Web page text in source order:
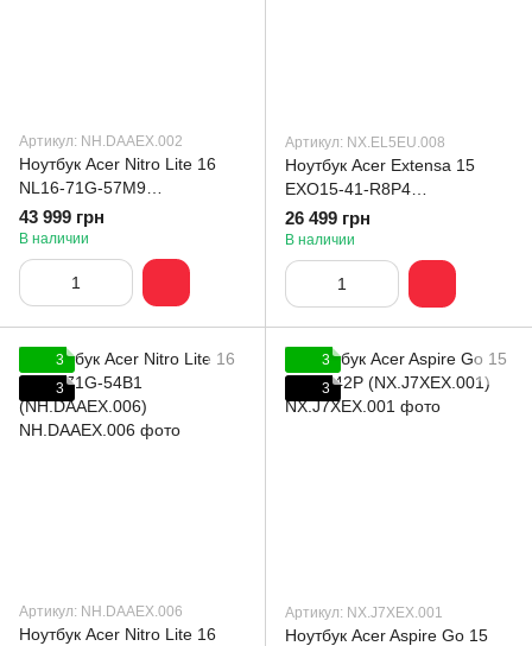
Артикул: NH.DAAEX.002
Ноутбук Acer Nitro Lite 16
NL16-71G-57M9
(NH.DAAEX.002)
43 999 грн
В наличии
Артикул: NX.EL5EU.008
Ноутбук Acer Extensa 15
EXO15-41-R8P4
(NX.EL5EU.008)
26 499 грн
В наличии
3
3
Артикул: NH.DAAEX.006
Ноутбук Acer Nitro Lite 16
3
3
Артикул: NX.J7XEX.001
Ноутбук Acer Aspire Go 15